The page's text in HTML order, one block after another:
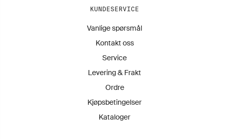
KUNDESERVICE
Vanlige spørsmål
Kontakt oss
Service
Levering & Frakt
Ordre
Kjøpsbetingelser
Kataloger